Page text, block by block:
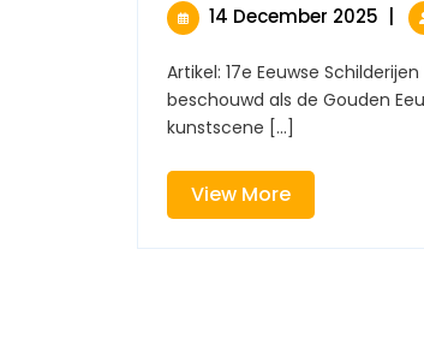
14 December 2025 14
2025
|
Artikel: 17e Eeuwse Schilderijen De Pracht van 17e Eeuwse Schilderijen De 17e eeuw wordt vaak
beschouwd als de Gouden
kunstscene [...]
View MoreView
More